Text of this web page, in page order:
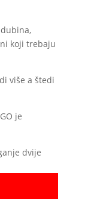
koji trebaju
više a štedi
je
dvije